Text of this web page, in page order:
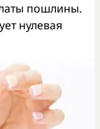
пошлины.
нулевая